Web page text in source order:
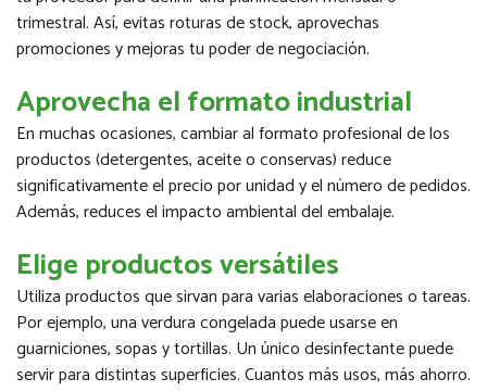
trimestral. Así, evitas roturas de stock, aprovechas
promociones y mejoras tu poder de negociación.
Aprovecha el formato industrial
En muchas ocasiones, cambiar al formato profesional de los
productos (detergentes, aceite o conservas) reduce
significativamente el precio por unidad y el número de pedidos.
Además, reduces el impacto ambiental del embalaje.
Elige productos versátiles
Utiliza productos que sirvan para varias elaboraciones o tareas.
Por ejemplo, una verdura congelada puede usarse en
guarniciones, sopas y tortillas. Un único desinfectante puede
servir para distintas superficies. Cuantos más usos, más ahorro.